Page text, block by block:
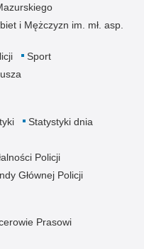
i Mężczyzn im. mł. asp.
Sport
Statystyki dnia
Policji
Głównej Policji
Prasowi